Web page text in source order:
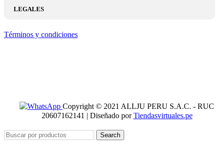
LEGALES
Términos y condiciones
Copyright © 2021 ALLJU PERU S.A.C. - RUC
20607162141 | Diseñado porTiendasvirtuales.pe
Search